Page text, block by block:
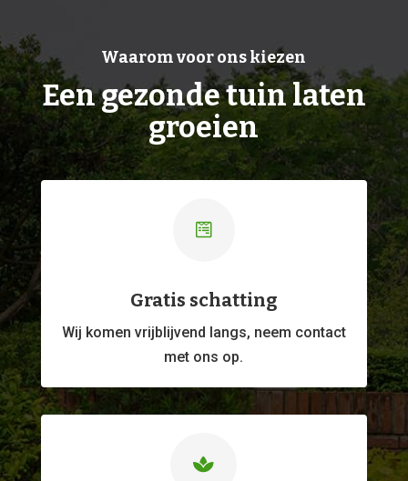
Waarom voor ons kiezen
Een gezonde tuin laten
groeien

Gratis schatting
Wij komen vrijblijvend langs, neem contact
met ons op.
